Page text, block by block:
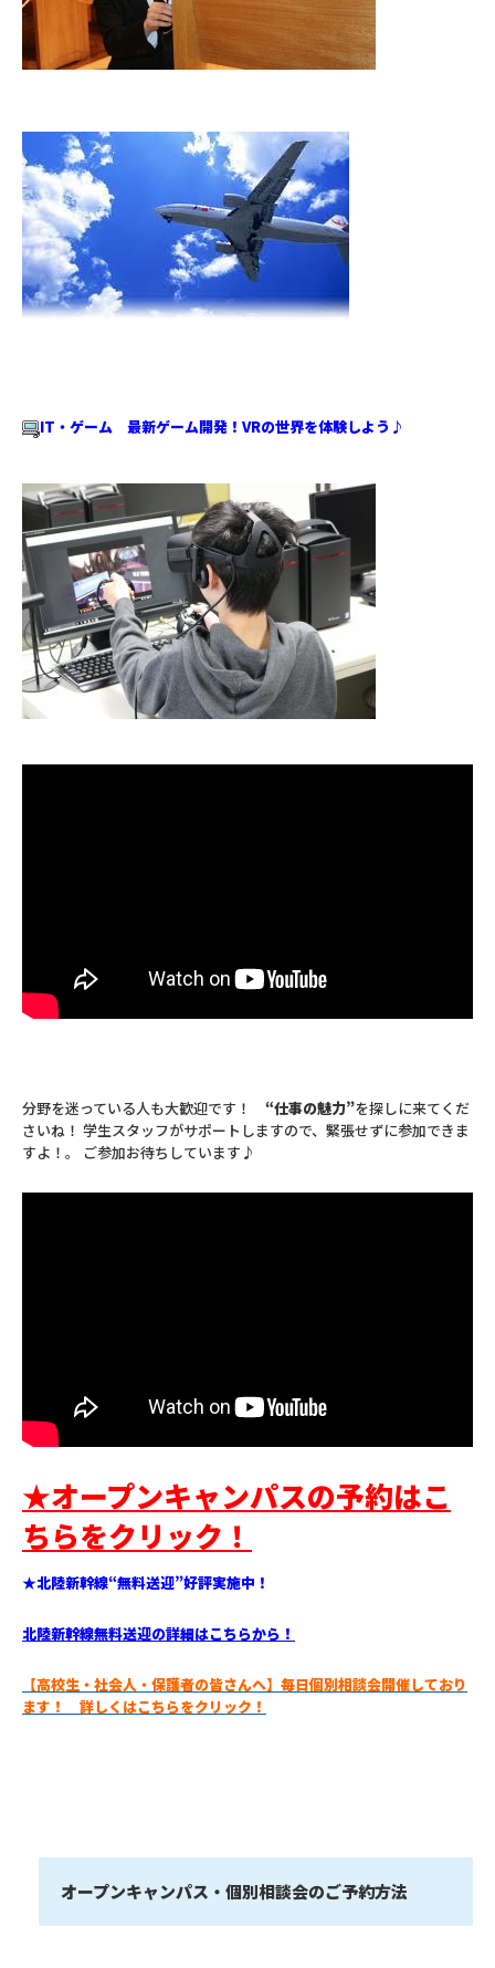
IT・ゲーム 最新ゲーム開発！VRの世界を体験しよう♪
分野を迷っている人も大歓迎です！ “仕事の魅力”を探しに来てくだ
さいね！ 学生スタッフがサポートしますので、緊張せずに参加できま
すよ！。 ご参加お待ちしています♪
★オープンキャンパスの予約はこ
ちらをクリック！
★北陸新幹線“無料送迎”好評実施中！
北陸新幹線無料送迎の詳細はこちらから！
【高校生・社会人・保護者の皆さんへ】毎日個別相談会開催しており
ます！ 詳しくはこちらをクリック！
オープンキャンパス・個別相談会のご予約方法